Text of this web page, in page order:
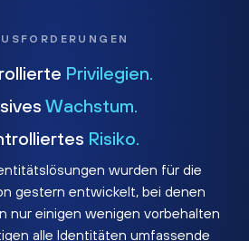
Privilegien.
Wachstum.
Risiko.
wurden für die
gestern entwickelt, bei denen
nur einigen wenigen vorbehalten
alle Identitäten umfassende